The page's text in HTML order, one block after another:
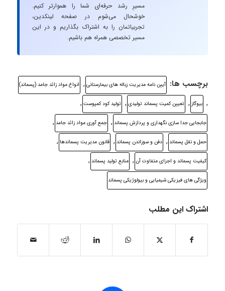
مسیرِ رشد حرفه‌ای شما را هموارتر کنیم.
خوشحال می‌شوم در صفحه لینکدین،
تجربیاتمان را به اشتراک بگذاریم و در این
مسیر تخصصی همراه هم باشیم.
برچسب ها: آیین نامه مدیریت زباله های بیمارستانی , انواع مواد زائد جامد (پسماند)
, بیوگاز , تعیین کمیت پسماند تولیدی , تولید کود کمپوست ,
جابجایی جدا سازی نگهداری و پردازش پسماند , جمع آوری مواد زائد جامد ,
حمل و نقل پسماند , دفن و سوزاندن پسماند , قانون مدیریت پسماندها ,
کیفیت پسماند و اجزای متفاوت آن , منابع تولید پسماند ,
ویژگی های فیزیکی شیمیایی و بیولوژیکی پسماند
اشتراک این مطلب